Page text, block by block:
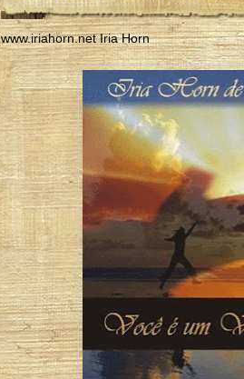
www.iriahorn.net Iria Horn